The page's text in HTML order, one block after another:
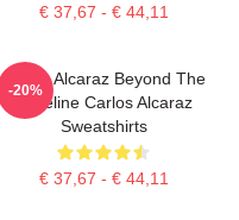
€ 37,67 - € 44,11
Carlos Alcaraz Beyond The
Baseline Carlos Alcaraz
Sweatshirts
€ 37,67 - € 44,11
-20%